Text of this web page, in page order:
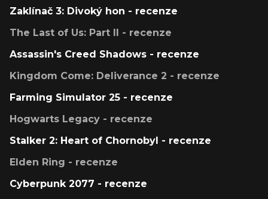
Zaklínač 3: Divoký hon - recenze
The Last of Us: Part II - recenze
Assassin's Creed Shadows - recenze
Kingdom Come: Deliverance 2 - recenze
Farming Simulator 25 - recenze
Hogwarts Legacy - recenze
Stalker 2: Heart of Chornobyl - recenze
Elden Ring - recenze
Cyberpunk 2077 - recenze